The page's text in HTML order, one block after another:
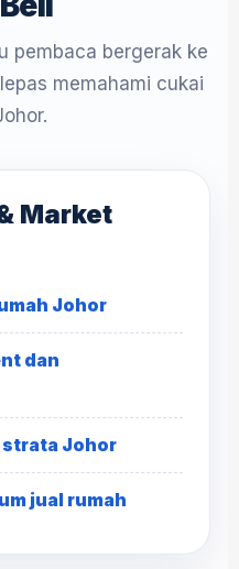
pembaca bergerak ke
memahami cukai
Market
Johor
dan
strata Johor
jual rumah